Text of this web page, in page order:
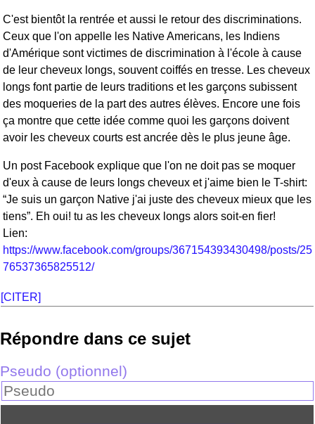
C'est bientôt la rentrée et aussi le retour des discriminations.
Ceux que l'on appelle les Native Americans, les Indiens
d'Amérique sont victimes de discrimination à l'école à cause
de leur cheveux longs, souvent coiffés en tresse. Les cheveux
longs font partie de leurs traditions et les garçons subissent
des moqueries de la part des autres élèves. Encore une fois
ça montre que cette idée comme quoi les garçons doivent
avoir les cheveux courts est ancrée dès le plus jeune âge.
Un post Facebook explique que l'on ne doit pas se moquer
d'eux à cause de leurs longs cheveux et j'aime bien le T-shirt:
“Je suis un garçon Native j'ai juste des cheveux mieux que les
tiens”. Eh oui! tu as les cheveux longs alors soit-en fier!
Lien:
https://www.facebook.com/groups/367154393430498/posts/25
76537365825512/
[CITER]
Répondre dans ce sujet
Pseudo (optionnel)